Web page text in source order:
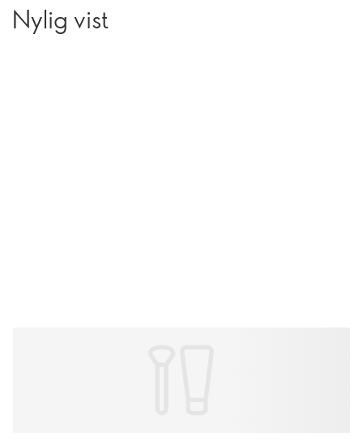
Nylig vist